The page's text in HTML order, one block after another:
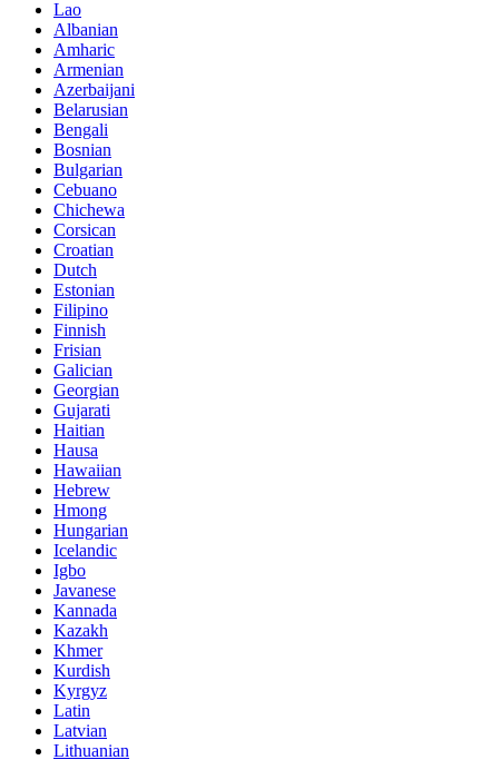
Lao
Albanian
Amharic
Armenian
Azerbaijani
Belarusian
Bengali
Bosnian
Bulgarian
Cebuano
Chichewa
Corsican
Croatian
Dutch
Estonian
Filipino
Finnish
Frisian
Galician
Georgian
Gujarati
Haitian
Hausa
Hawaiian
Hebrew
Hmong
Hungarian
Icelandic
Igbo
Javanese
Kannada
Kazakh
Khmer
Kurdish
Kyrgyz
Latin
Latvian
Lithuanian